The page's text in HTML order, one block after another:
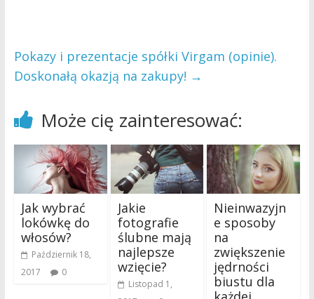
Pokazy i prezentacje spółki Virgam (opinie).
Doskonałą okazją na zakupy! →
Może cię zainteresować:
Jak wybrać
lokówkę do
włosów?
Październik 18,
2017
0
Jakie
fotografie
ślubne mają
najlepsze
wzięcie?
Listopad 1,
Nieinwazyjn
e sposoby
na
zwiększenie
jędrności
biustu dla